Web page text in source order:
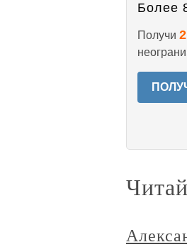
Более
Получи